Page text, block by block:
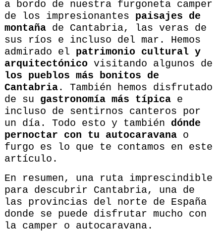
a bordo de nuestra furgoneta camper
de los impresionantes paisajes de
montaña de Cantabria, las veras de
sus ríos e incluso del mar. Hemos
admirado el patrimonio cultural y
arquitectónico visitando algunos de
los pueblos más bonitos de
Cantabria. También hemos disfrutado
de su gastronomía más típica e
incluso de sentirnos canteros por
un día. Todo esto y también dónde
pernoctar con tu autocaravanao
furgo es lo que te contamos en este
artículo.
En resumen, una ruta imprescindible
para descubrir Cantabria, una de
las provincias del norte de España
donde se puede disfrutar mucho con
la camper o autocaravana.